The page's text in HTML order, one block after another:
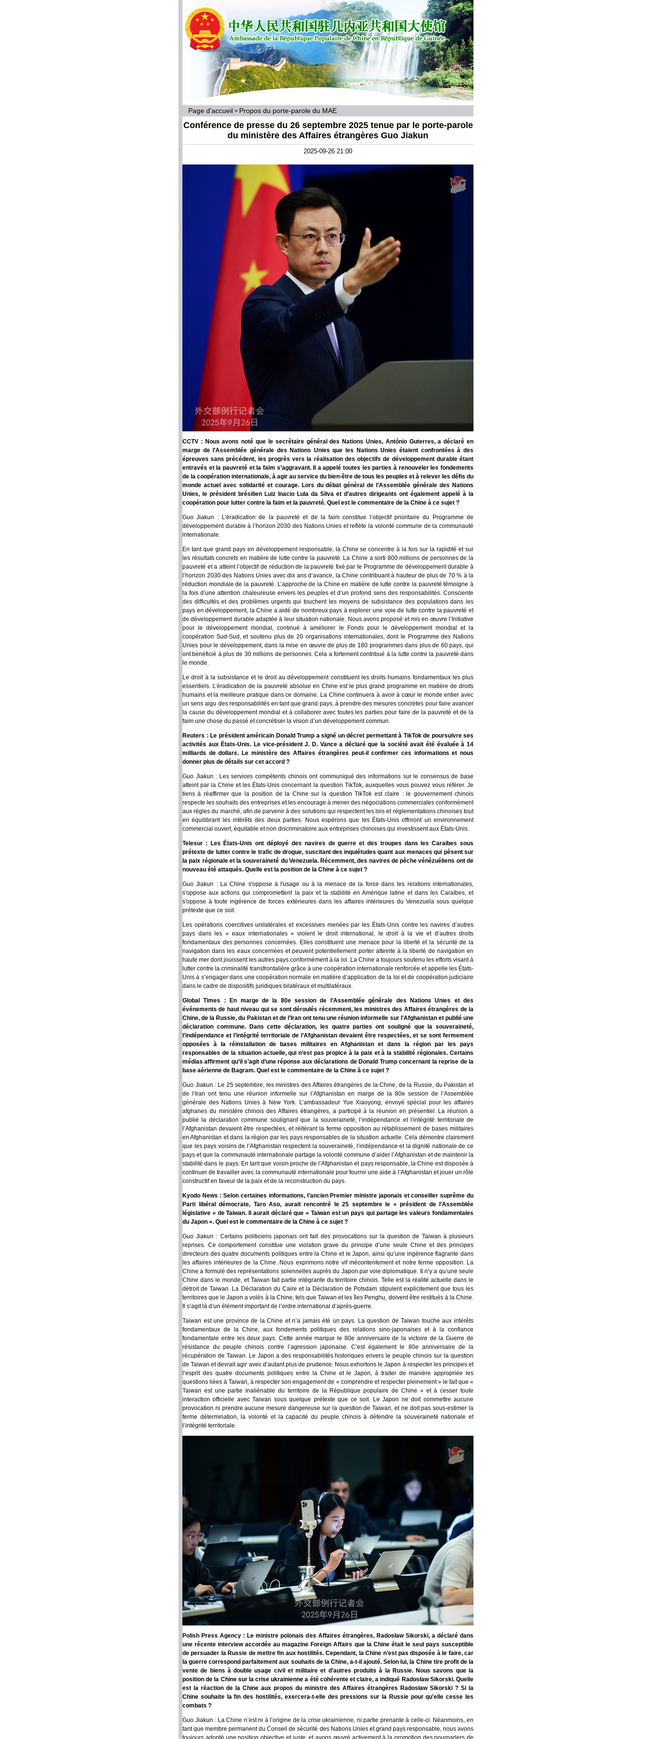
Page d'accueil > Propos du porte-parole du MAE
Conférence de presse du 26 septembre 2025 tenue par le porte-parole
du ministère des Affaires étrangères Guo Jiakun
2025-09-26 21:00
CCTV : Nous avons noté que le secrétaire général des Nations Unies, António Guterres, a déclaré en
marge de l’Assemblée générale des Nations Unies que les Nations Unies étaient confrontées à des
épreuves sans précédent, les progrès vers la réalisation des objectifs de développement durable étant
entravés et la pauvreté et la faim s’aggravant. Il a appelé toutes les parties à renouveler les fondements
de la coopération internationale, à agir au service du bien-être de tous les peuples et à relever les défis du
monde actuel avec solidarité et courage. Lors du débat général de l’Assemblée générale des Nations
Unies, le président brésilien Luiz Inacio Lula da Silva et d’autres dirigeants ont également appelé à la
coopération pour lutter contre la faim et la pauvreté. Quel est le commentaire de la Chine à ce sujet ?
Guo Jiakun : L'éradication de la pauvreté et de la faim constitue l’objectif prioritaire du Programme de
développement durable à l’horizon 2030 des Nations Unies et reflète la volonté commune de la communauté
internationale.
En tant que grand pays en développement responsable, la Chine se concentre à la fois sur la rapidité et sur
les résultats concrets en matière de lutte contre la pauvreté. La Chine a sorti 800 millions de personnes de la
pauvreté et a atteint l’objectif de réduction de la pauvreté fixé par le Programme de développement durable à
l’horizon 2030 des Nations Unies avec dix ans d’avance, la Chine contribuant à hauteur de plus de 70 % à la
réduction mondiale de la pauvreté. L’approche de la Chine en matière de lutte contre la pauvreté témoigne à
la fois d’une attention chaleureuse envers les peuples et d’un profond sens des responsabilités. Consciente
des difficultés et des problèmes urgents qui touchent les moyens de subsistance des populations dans les
pays en développement, la Chine a aidé de nombreux pays à explorer une voie de lutte contre la pauvreté et
de développement durable adaptée à leur situation nationale. Nous avons proposé et mis en œuvre l’Initiative
pour le développement mondial, continué à améliorer le Fonds pour le développement mondial et la
coopération Sud-Sud, et soutenu plus de 20 organisations internationales, dont le Programme des Nations
Unies pour le développement, dans la mise en œuvre de plus de 180 programmes dans plus de 60 pays, qui
ont bénéficié à plus de 30 millions de personnes. Cela a fortement contribué à la lutte contre la pauvreté dans
le monde.
Le droit à la subsistance et le droit au développement constituent les droits humains fondamentaux les plus
essentiels. L’éradication de la pauvreté absolue en Chine est le plus grand programme en matière de droits
humains et la meilleure pratique dans ce domaine. La Chine continuera à avoir à cœur le monde entier avec
un sens aigu des responsabilités en tant que grand pays, à prendre des mesures concrètes pour faire avancer
la cause du développement mondial et à collaborer avec toutes les parties pour faire de la pauvreté et de la
faim une chose du passé et concrétiser la vision d’un développement commun.
Reuters : Le président américain Donald Trump a signé un décret permettant à TikTok de poursuivre ses
activités aux États-Unis. Le vice-président J. D. Vance a déclaré que la société avait été évaluée à 14
milliards de dollars. Le ministère des Affaires étrangères peut-il confirmer ces informations et nous
donner plus de détails sur cet accord ?
Guo Jiakun : Les services compétents chinois ont communiqué des informations sur le consensus de base
atteint par la Chine et les États-Unis concernant la question TikTok, auxquelles vous pouvez vous référer. Je
tiens à réaffirmer que la position de la Chine sur la question TikTok est claire : le gouvernement chinois
respecte les souhaits des entreprises et les encourage à mener des négociations commerciales conformément
aux règles du marché, afin de parvenir à des solutions qui respectent les lois et réglementations chinoises tout
en équilibrant les intérêts des deux parties. Nous espérons que les États-Unis offriront un environnement
commercial ouvert, équitable et non discriminatoire aux entreprises chinoises qui investissent aux États-Unis.
Telesur : Les États-Unis ont déployé des navires de guerre et des troupes dans les Caraïbes sous
prétexte de lutter contre le trafic de drogue, suscitant des inquiétudes quant aux menaces qui pèsent sur
la paix régionale et la souveraineté du Venezuela. Récemment, des navires de pêche vénézuéliens ont de
nouveau été attaqués. Quelle est la position de la Chine à ce sujet ?
Guo Jiakun : La Chine s'oppose à l'usage ou à la menace de la force dans les relations internationales,
s'oppose aux actions qui compromettent la paix et la stabilité en Amérique latine et dans les Caraïbes, et
s'oppose à toute ingérence de forces extérieures dans les affaires intérieures du Venezuela sous quelque
prétexte que ce soit.
Les opérations coercitives unilatérales et excessives menées par les États-Unis contre les navires d’autres
pays dans les « eaux internationales » violent le droit international, le droit à la vie et d’autres droits
fondamentaux des personnes concernées. Elles constituent une menace pour la liberté et la sécurité de la
navigation dans les eaux concernées et peuvent potentiellement porter atteinte à la liberté de navigation en
haute mer dont jouissent les autres pays conformément à la loi. La Chine a toujours soutenu les efforts visant à
lutter contre la criminalité transfrontalière grâce à une coopération internationale renforcée et appelle les États-
Unis à s’engager dans une coopération normale en matière d’application de la loi et de coopération judiciaire
dans le cadre de dispositifs juridiques bilatéraux et multilatéraux.
Global Times : En marge de la 80e session de l’Assemblée générale des Nations Unies et des
événements de haut niveau qui se sont déroulés récemment, les ministres des Affaires étrangères de la
Chine, de la Russie, du Pakistan et de l’Iran ont tenu une réunion informelle sur l’Afghanistan et publié une
déclaration commune. Dans cette déclaration, les quatre parties ont souligné que la souveraineté,
l’indépendance et l’intégrité territoriale de l’Afghanistan devaient être respectées, et se sont fermement
opposées à la réinstallation de bases militaires en Afghanistan et dans la région par les pays
responsables de la situation actuelle, qui n’est pas propice à la paix et à la stabilité régionales. Certains
médias affirment qu’il s’agit d’une réponse aux déclarations de Donald Trump concernant la reprise de la
base aérienne de Bagram. Quel est le commentaire de la Chine à ce sujet ?
Guo Jiakun : Le 25 septembre, les ministres des Affaires étrangères de la Chine, de la Russie, du Pakistan et
de l’Iran ont tenu une réunion informelle sur l’Afghanistan en marge de la 80e session de l’Assemblée
générale des Nations Unies à New York. L’ambassadeur Yue Xiaoyong, envoyé spécial pour les affaires
afghanes du ministère chinois des Affaires étrangères, a participé à la réunion en présentiel. La réunion a
publié la déclaration commune soulignant que la souveraineté, l’indépendance et l’intégrité territoriale de
l’Afghanistan devaient être respectées, et réitérant la ferme opposition au rétablissement de bases militaires
en Afghanistan et dans la région par les pays responsables de la situation actuelle. Cela démontre clairement
que les pays voisins de l’Afghanistan respectent la souveraineté, l’indépendance et la dignité nationale de ce
pays et que la communauté internationale partage la volonté commune d’aider l’Afghanistan et de maintenir la
stabilité dans le pays. En tant que voisin proche de l’Afghanistan et pays responsable, la Chine est disposée à
continuer de travailler avec la communauté internationale pour fournir une aide à l’Afghanistan et jouer un rôle
constructif en faveur de la paix et de la reconstruction du pays.
Kyodo News : Selon certaines informations, l’ancien Premier ministre japonais et conseiller suprême du
Parti libéral démocrate, Taro Aso, aurait rencontré le 25 septembre le « président de l’Assemblée
législative » de Taiwan. Il aurait déclaré que « Taiwan est un pays qui partage les valeurs fondamentales
du Japon ». Quel est le commentaire de la Chine à ce sujet ?
Guo Jiakun : Certains politiciens japonais ont fait des provocations sur la question de Taiwan à plusieurs
reprises. Ce comportement constitue une violation grave du principe d’une seule Chine et des principes
directeurs des quatre documents politiques entre la Chine et le Japon, ainsi qu’une ingérence flagrante dans
les affaires intérieures de la Chine. Nous exprimons notre vif mécontentement et notre ferme opposition. La
Chine a formulé des représentations solennelles auprès du Japon par voie diplomatique. Il n’y a qu’une seule
Chine dans le monde, et Taiwan fait partie intégrante du territoire chinois. Telle est la réalité actuelle dans le
détroit de Taiwan. La Déclaration du Caire et la Déclaration de Potsdam stipulent explicitement que tous les
territoires que le Japon a volés à la Chine, tels que Taiwan et les îles Penghu, doivent être restitués à la Chine.
Il s’agit là d’un élément important de l’ordre international d’après-guerre.
Taiwan est une province de la Chine et n’a jamais été un pays. La question de Taiwan touche aux intérêts
fondamentaux de la Chine, aux fondements politiques des relations sino-japonaises et à la confiance
fondamentale entre les deux pays. Cette année marque le 80e anniversaire de la victoire de la Guerre de
résistance du peuple chinois contre l’agression japonaise. C’est également le 80e anniversaire de la
récupération de Taiwan. Le Japon a des responsabilités historiques envers le peuple chinois sur la question
de Taiwan et devrait agir avec d’autant plus de prudence. Nous exhortons le Japon à respecter les principes et
l’esprit des quatre documents politiques entre la Chine et le Japon, à traiter de manière appropriée les
questions liées à Taiwan, à respecter son engagement de « comprendre et respecter pleinement » le fait que «
Taiwan est une partie inaliénable du territoire de la République populaire de Chine » et à cesser toute
interaction officielle avec Taiwan sous quelque prétexte que ce soit. Le Japon ne doit commettre aucune
provocation ni prendre aucune mesure dangereuse sur la question de Taiwan, et ne doit pas sous-estimer la
ferme détermination, la volonté et la capacité du peuple chinois à défendre la souveraineté nationale et
l’intégrité territoriale.
Polish Press Agency : Le ministre polonais des Affaires étrangères, Radosław Sikorski, a déclaré dans
une récente interview accordée au magazine Foreign Affairs que la Chine était le seul pays susceptible
de persuader la Russie de mettre fin aux hostilités. Cependant, la Chine n’est pas disposée à le faire, car
la guerre correspond parfaitement aux souhaits de la Chine, a-t-il ajouté. Selon lui, la Chine tire profit de la
vente de biens à double usage civil et militaire et d’autres produits à la Russie. Nous savons que la
position de la Chine sur la crise ukrainienne a été cohérente et claire, a indiqué Radosław Sikorski. Quelle
est la réaction de la Chine aux propos du ministre des Affaires étrangères Radosław Sikorski ? Si la
Chine souhaite la fin des hostilités, exercera-t-elle des pressions sur la Russie pour qu'elle cesse les
combats ?
Guo Jiakun : La Chine n’est ni à l’origine de la crise ukrainienne, ni partie prenante à celle-ci. Néanmoins, en
tant que membre permanent du Conseil de sécurité des Nations Unies et grand pays responsable, nous avons
toujours adopté une position objective et juste, et avons œuvré activement à la promotion des pourparlers de